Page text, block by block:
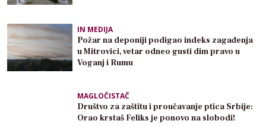
IN MEDIJA
Požar na deponiji podigao indeks zagađenja
u Mitrovici, vetar odneo gusti dim pravo u
Voganj i Rumu
MAGLOČISTAČ
Društvo za zaštitu i proučavanje ptica Srbije:
Orao krstaš Feliks je ponovo na slobodi!